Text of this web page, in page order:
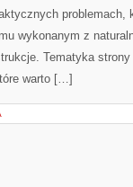
problemach,
wykonanym z
Tematyka
warto […]